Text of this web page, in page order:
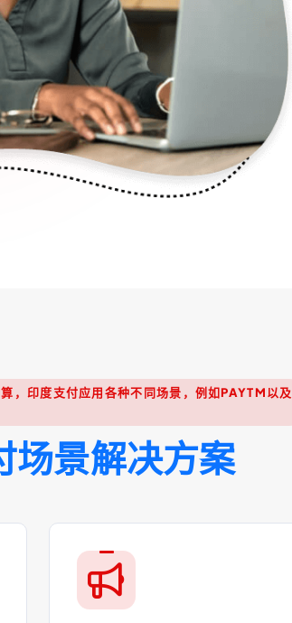
，印度支付应用各种不同场景，例如PAYTM以及
场景解决方案